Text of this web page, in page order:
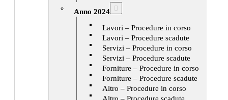
Anno 2024
Lavori – Procedure in corso
Lavori – Procedure scadute
Servizi – Procedure in corso
Servizi – Procedure scadute
Forniture – Procedure in corso
Forniture – Procedure scadute
Altro – Procedure in corso